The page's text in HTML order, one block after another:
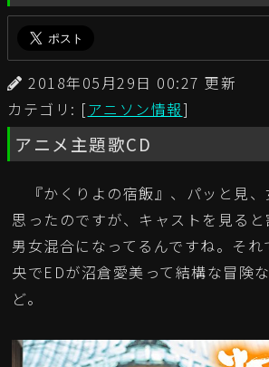
2018年05月29日 00:27 更新
カテゴリ: [アニソン情報]
アニメ主題歌CD
『かくりよの宿飯』、パッと見、
思ったのですが、キャストを見ると
男女混合になってるんですね。そ
央でEDが沼倉愛美って結構な冒険
ど。